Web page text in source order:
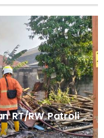
RT/RW Patroli